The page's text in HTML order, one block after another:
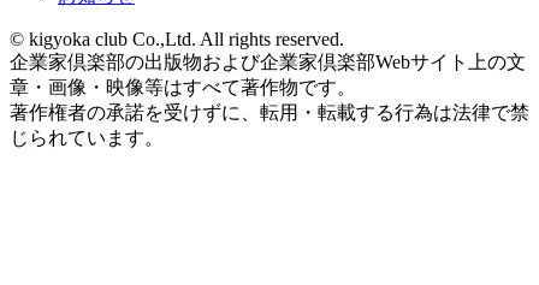
© kigyoka club Co.,Ltd. All rights reserved.
企業家倶楽部の出版物および企業家倶楽部Webサイト上の文
章・画像・映像等はすべて著作物です。
著作権者の承諾を受けずに、転用・転載する行為は法律で禁
じられています。